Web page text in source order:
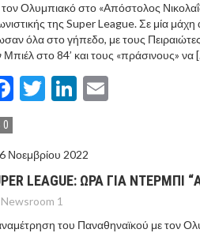
τον Ολυμπιακό στο «Απόστολος
της Super League. Σε μία
όλα στο γήπεδο, με τους
Μπιέλ στο 84’ και τους «πράσινους» να
Facebook
TwitterLinkedIn
0
6 Νοεμβρίου 2022
LEAGUE: ΩΡΑ ΓΙΑ ΝΤΕΡΜΠΙ
Newsroom 1
του Παναθηναϊκού με τον